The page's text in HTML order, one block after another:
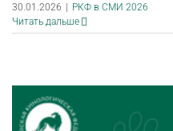
30.01.2026 | РКФ в СМИ 2026
Читать дальше